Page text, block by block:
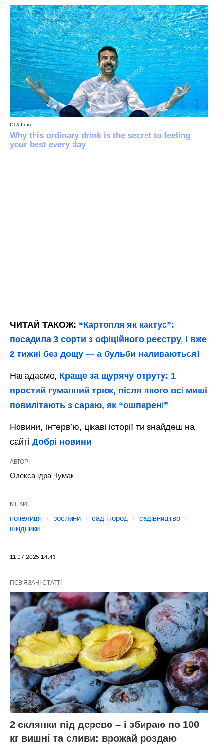
ЧИТАЙ ТАКОЖ: “Картопля як кактус”:
посадила 3 сорти з офіційного реєстру, і вже
2 тижні без дощу — а бульби наливаються!
Нагадаємо, Краще за щурячу отруту: 1
простий гуманний трюк, після якого всі миші
повилітають з сараю, як “ошпарені”
Новини, інтерв’ю, цікаві історії ти знайдеш на
сайті Добрі новини
АВТОР:
Олександра Чумак
МІТКИ:
попелиця рослини сад і город
садівництво
шкідники
11.07.2025 14:43
ПОВ'ЯЗАНІ СТАТТІ
2 склянки під дерево – і збираю по 100
кг вишні та сливи: врожай роздаю